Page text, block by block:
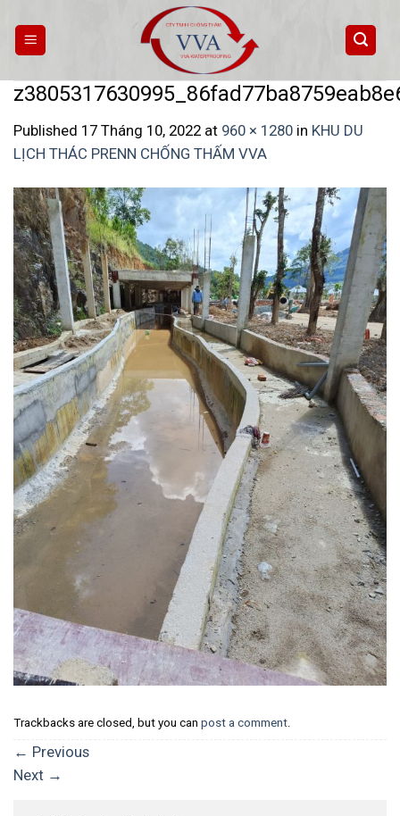
content
Published 17 Tháng 10, 2022 at 960 × 1280 in KHU DU
LỊCH THÁC PRENN CHỐNG THẤM VVA
Trackbacks are closed, but you can post a comment.
← Previous
Next →